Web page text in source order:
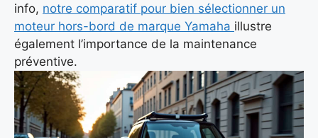
info, notre comparatif pour bien sélectionner un
moteur hors-bord de marque Yamaha illustre
également l’importance de la maintenance
préventive.